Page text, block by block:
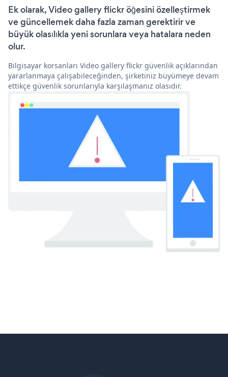
Ek olarak, Video gallery flickr öğesini özelleştirmek
ve güncellemek daha fazla zaman gerektirir ve
büyük olasılıkla yeni sorunlara veya hatalara neden
olur.
Bilgisayar korsanları Video gallery flickr güvenlik açıklarından
yararlanmaya çalışabileceğinden, şirketiniz büyümeye devam
ettikçe güvenlik sorunlarıyla karşılaşmanız olasıdır.